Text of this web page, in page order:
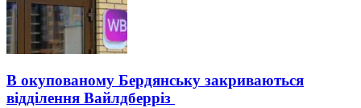
В окупованому Бердянську закриваються
відділення Вайлдберріз